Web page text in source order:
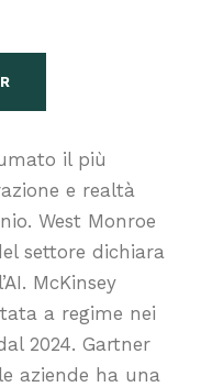
il più
e realtà
West Monroe
settore dichiara
McKinsey
a regime nei
2024. Gartner
aziende ha una